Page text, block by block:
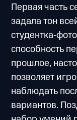
Первая часть
задала тон
способность
прошлое,
позволяет
наблюдать
вариантов.